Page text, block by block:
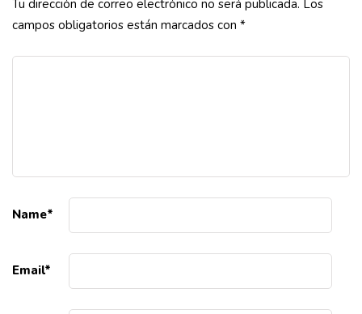
Tu dirección de correo electrónico no será publicada. Los
campos obligatorios están marcados con *
Name*
Email*